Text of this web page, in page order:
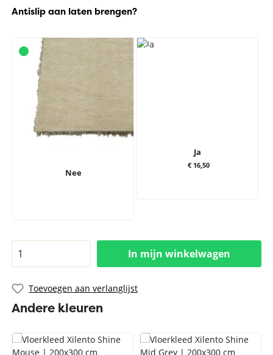
Antislip aan laten brengen?
Nee
Ja
€ 16,50
In mijn winkelwagen
Toevoegen aan verlanglijst
Andere kleuren